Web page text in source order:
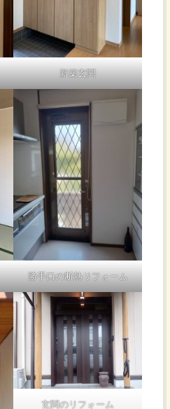
新築玄関
勝手口の断熱リフォーム
玄関のリフォーム